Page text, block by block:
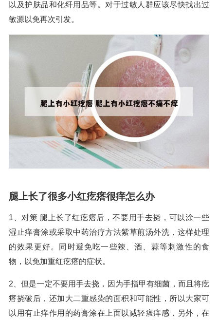
以及护肤品和化纤用品等。对于过敏人群应该尽快找出过
敏源以免再次引发。
腿上长了很多小红疙瘩很痒怎么办
1、对策 腿上长了红疙瘩后，不要用手去挠，可以涂一些
湿止痒膏涂或采取中药治疗方法紫草煎汤外洗，这样处理
的效果更好。同时避免吃一些辣、酒、蒜等刺激性的食
物，以免加重红疙瘩的症状。
2、但是一定不要用手去挠，因为手指甲有细菌，而且将疙
瘩挠破后，还加大二重感染的面积和可能性，所以大家可
以用有止痒作用的药膏涂在上面以减轻瘙痒感，另外，在